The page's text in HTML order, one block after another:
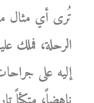
تُرى أي مثال
الرحلة، فملك
إليه على